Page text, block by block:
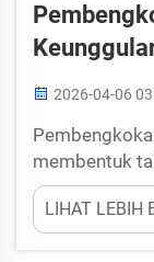
2026-04-06
membentuk
bentuk. Di
pentingnya
Ketepatan
LIHAT LEBIH